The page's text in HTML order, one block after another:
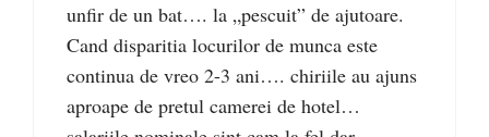
unfir de un bat…. la „pescuit” de ajutoare.
Cand disparitia locurilor de munca este
continua de vreo 2-3 ani…. chiriile au ajuns
aproape de pretul camerei de hotel…